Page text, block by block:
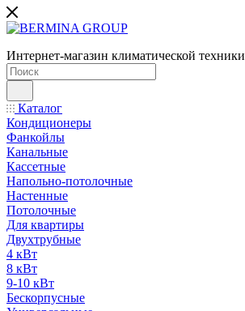
Интернет-магазин климатической техники
Каталог
Кондиционеры
Фанкойлы
Канальные
Кассетные
Напольно-потолочные
Настенные
Потолочные
Для квартиры
Двухтрубные
4 кВт
8 кВт
9-10 кВт
Бескорпусные